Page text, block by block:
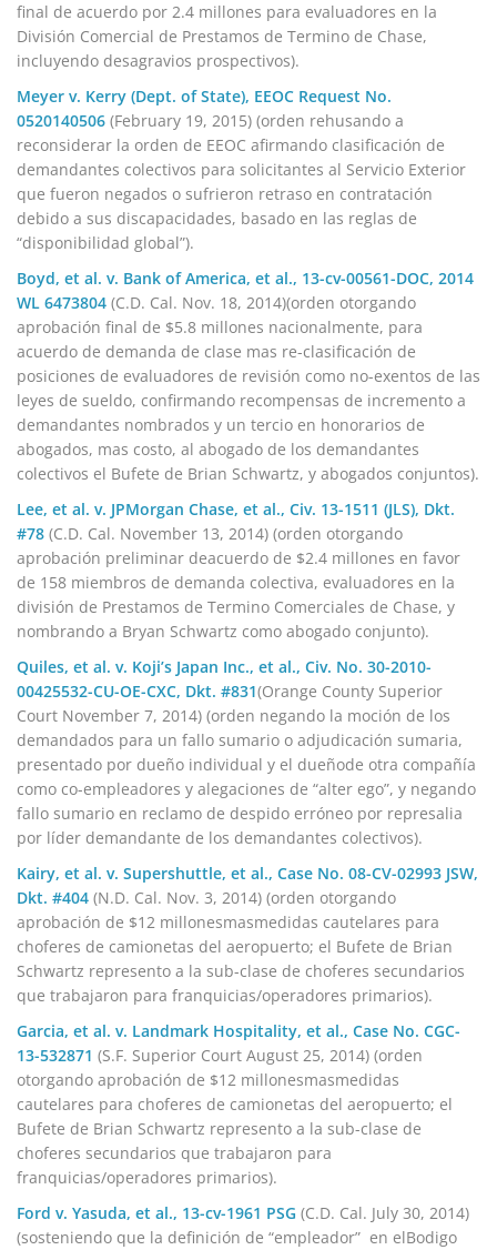
final de acuerdo por 2.4 millones para evaluadores en la
División Comercial de Prestamos de Termino de Chase,
incluyendo desagravios prospectivos).
Meyer v. Kerry (Dept. of State), EEOC Request No.
0520140506 (February 19, 2015) (orden rehusando a
reconsiderar la orden de EEOC afirmando clasificación de
demandantes colectivos para solicitantes al Servicio Exterior
que fueron negados o sufrieron retraso en contratación
debido a sus discapacidades, basado en las reglas de
“disponibilidad global”).
Boyd, et al. v. Bank of America, et al., 13-cv-00561-DOC, 2014
WL 6473804 (C.D. Cal. Nov. 18, 2014)(orden otorgando
aprobación final de $5.8 millones nacionalmente, para
acuerdo de demanda de clase mas re-clasificación de
posiciones de evaluadores de revisión como no-exentos de las
leyes de sueldo, confirmando recompensas de incremento a
demandantes nombrados y un tercio en honorarios de
abogados, mas costo, al abogado de los demandantes
colectivos el Bufete de Brian Schwartz, y abogados conjuntos).
Lee, et al. v. JPMorgan Chase, et al., Civ. 13-1511 (JLS), Dkt.
#78 (C.D. Cal. November 13, 2014) (orden otorgando
aprobación preliminar deacuerdo de $2.4 millones en favor
de 158 miembros de demanda colectiva, evaluadores en la
división de Prestamos de Termino Comerciales de Chase, y
nombrando a Bryan Schwartz como abogado conjunto).
Quiles, et al. v. Koji’s Japan Inc., et al., Civ. No. 30-2010-
00425532-CU-OE-CXC, Dkt. #831(Orange County Superior
Court November 7, 2014) (orden negando la moción de los
demandados para un fallo sumario o adjudicación sumaria,
presentado por dueño individual y el dueñode otra compañía
como co-empleadores y alegaciones de “alter ego”, y negando
fallo sumario en reclamo de despido erróneo por represalia
por líder demandante de los demandantes colectivos).
Kairy, et al. v. Supershuttle, et al., Case No. 08-CV-02993 JSW,
Dkt. #404 (N.D. Cal. Nov. 3, 2014) (orden otorgando
aprobación de $12 millonesmasmedidas cautelares para
choferes de camionetas del aeropuerto; el Bufete de Brian
Schwartz represento a la sub-clase de choferes secundarios
que trabajaron para franquicias/operadores primarios).
Garcia, et al. v. Landmark Hospitality, et al., Case No. CGC-
13-532871 (S.F. Superior Court August 25, 2014) (orden
otorgando aprobación de $12 millonesmasmedidas
cautelares para choferes de camionetas del aeropuerto; el
Bufete de Brian Schwartz represento a la sub-clase de
choferes secundarios que trabajaron para
franquicias/operadores primarios).
Ford v. Yasuda, et al., 13-cv-1961 PSG (C.D. Cal. July 30, 2014)
(sosteniendo que la definición de “empleador” en elBodigo